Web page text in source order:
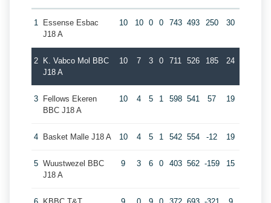
1
Essense Esbac
J18 A
10 10 0 0 743 493 250 30
2
K. Vabco Mol BBC
J18 A
10 7 3 0 711 526 185 24
3
Fellows Ekeren
BBC J18 A
10 4 5 1 598 541 57 19
4 Basket Malle J18 A 10 4 5 1 542 554 -12 19
5 Wuustwezel BBC
J18 A
9 3 6 0 403 562 -159 15